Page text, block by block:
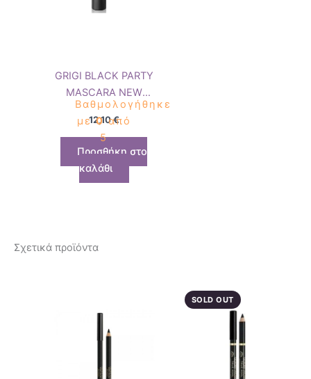
GRIGI BLACK PARTY
MASCARA NEW
PACKAGING
Βαθμολογήθηκε
με0από
5
12,10€
Προσθήκη στο
καλάθι
Σχετικά προϊόντα
SOLD OUT